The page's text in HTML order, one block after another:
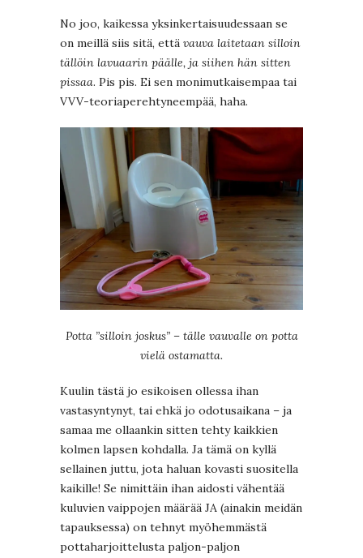
No joo, kaikessa yksinkertaisuudessaan se
on meillä siis sitä, että vauva laitetaan silloin
tällöin lavuaarin päälle, ja siihen hän sitten
pissaa. Pis pis. Ei sen monimutkaisempaa tai
VVV-teoriaperehtyneempää, haha.
Potta ”silloin joskus” – tälle vauvalle on potta
vielä ostamatta.
Kuulin tästä jo esikoisen ollessa ihan
vastasyntynyt, tai ehkä jo odotusaikana – ja
samaa me ollaankin sitten tehty kaikkien
kolmen lapsen kohdalla. Ja tämä on kyllä
sellainen juttu, jota haluan kovasti suositella
kaikille! Se nimittäin ihan aidosti vähentää
kuluvien vaippojen määrää JA (ainakin meidän
tapauksessa) on tehnyt myöhemmästä
pottaharjoittelusta paljon-paljon